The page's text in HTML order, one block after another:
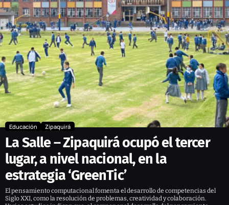
Educación Zipaquirá
La Salle – Zipaquirá ocupó el tercer
lugar, a nivel nacional, en la
estrategia ‘GreenTic’
El pensamiento computacional fomenta el desarrollo de competencias del
Siglo XXI, como la resolución de problemas, creatividad y colaboración.